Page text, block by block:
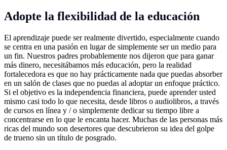
Adopte la flexibilidad de la educación
El aprendizaje puede ser realmente divertido, especialmente cuando
se centra en una pasión en lugar de simplemente ser un medio para
un fin. Nuestros padres probablemente nos dijeron que para ganar
más dinero, necesitábamos más educación, pero la realidad
fortalecedora es que no hay prácticamente nada que puedas absorber
en un salón de clases que no puedas al adoptar un enfoque práctico.
Si el objetivo es la independencia financiera, puede aprender usted
mismo casi todo lo que necesita, desde libros o audiolibros, a través
de cursos en línea y / o simplemente dedicar su tiempo libre a
concentrarse en lo que le encanta hacer. Muchas de las personas más
ricas del mundo son desertores que descubrieron su idea del golpe
de trueno sin un título de posgrado.